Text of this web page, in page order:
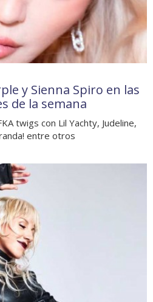
y Sienna Spiro en las
de la semana
twigs con Lil Yachty, Judeline,
entre otros